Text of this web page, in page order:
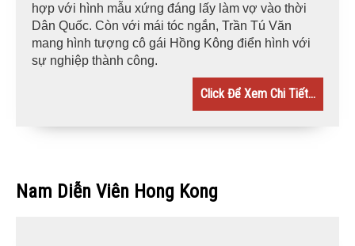
hợp với hình mẫu xứng đáng lấy làm vợ vào thời
Dân Quốc. Còn với mái tóc ngắn, Trần Tú Văn
mang hình tượng cô gái Hồng Kông điển hình với
sự nghiệp thành công.
Click Để Xem Chi Tiết...
Nam Diễn Viên Hong Kong